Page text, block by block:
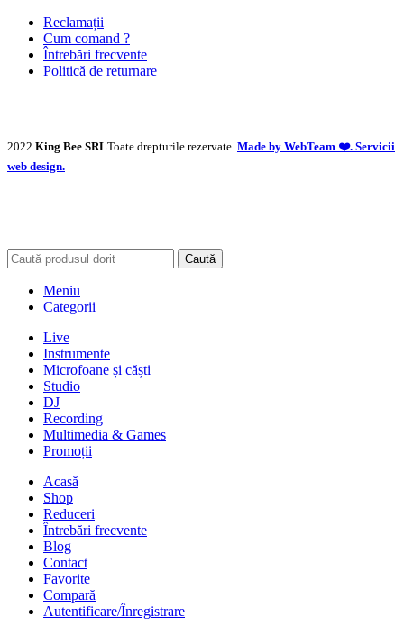
Reclamații
Cum comand ?
Întrebări frecvente
Politică de returnare
2022 King Bee SRLToate drepturile rezervate. Made by WebTeam ❤️. Servicii
web design.
Caută
Meniu
Categorii
Live
Instrumente
Microfoane și căști
Studio
DJ
Recording
Multimedia & Games
Promoții
Acasă
Shop
Reduceri
Întrebări frecvente
Blog
Contact
Favorite
Compară
Autentificare/Înregistrare